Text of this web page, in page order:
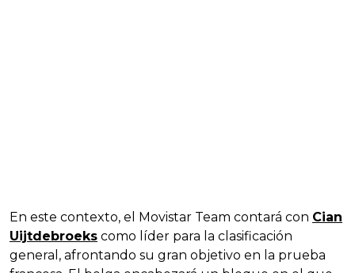
En este contexto, el Movistar Team contará con Cian
Uijtdebroeks como líder para la clasificación
general, afrontando su gran objetivo en la prueba